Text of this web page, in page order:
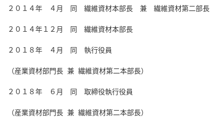
２０１４年 ４月 同 繊維資材本部長 兼 繊維資材第二部長
２０１４年１２月 同 繊維資材本部長
２０１８年 ４月 同 執行役員
（産業資材部門長 兼 繊維資材第二本部長）
２０１８年 ６月 同 取締役執行役員
（産業資材部門長 兼 繊維資材第二本部長）